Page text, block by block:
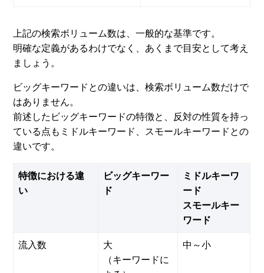
上記の検索ボリューム数は、一般的な基準です。
明確な定義があるわけでなく、あくまで目安として考え
ましょう。
ビッグキーワードとの違いは、検索ボリューム数だけで
はありません。
前述したビッグキーワードの特徴と、反対の性質を持っ
ている点もミドルキーワード、スモールキーワードとの
違いです。
特徴における違
い
ビッグキーワー
ド
ミドルキーワ
ード
スモールキー
ワード
流入数
大
（キーワードに
中～小